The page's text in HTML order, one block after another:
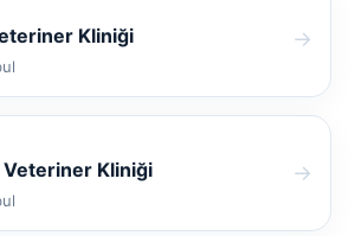
Kliniği →
Veteriner Kliniği →